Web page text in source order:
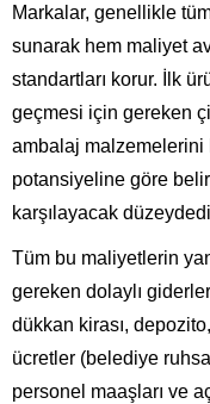
Markalar, genellikle
sunarak hem maliyet
standartları korur. İlk
geçmesi için gereken
ambalaj malzemelerini
potansiyeline göre
karşılayacak
Tüm bu maliyetlerin
gereken dolaylı
dükkan kirası,
ücretler (belediye
personel maaşları ve